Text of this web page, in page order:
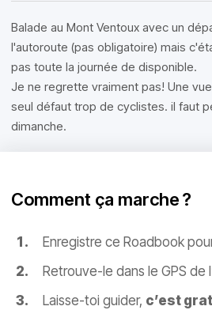
Balade au Mont Ventoux avec un
l'autoroute (pas obligatoire) mais
pas toute la journée de disponible.
Je ne regrette vraiment pas! Une
seul défaut trop de cyclistes. il faut
dimanche.
Comment ça marche ?
Enregistre ce Roadbook
Retrouve-le dans le GPS de
Laisse-toi guider, c’est